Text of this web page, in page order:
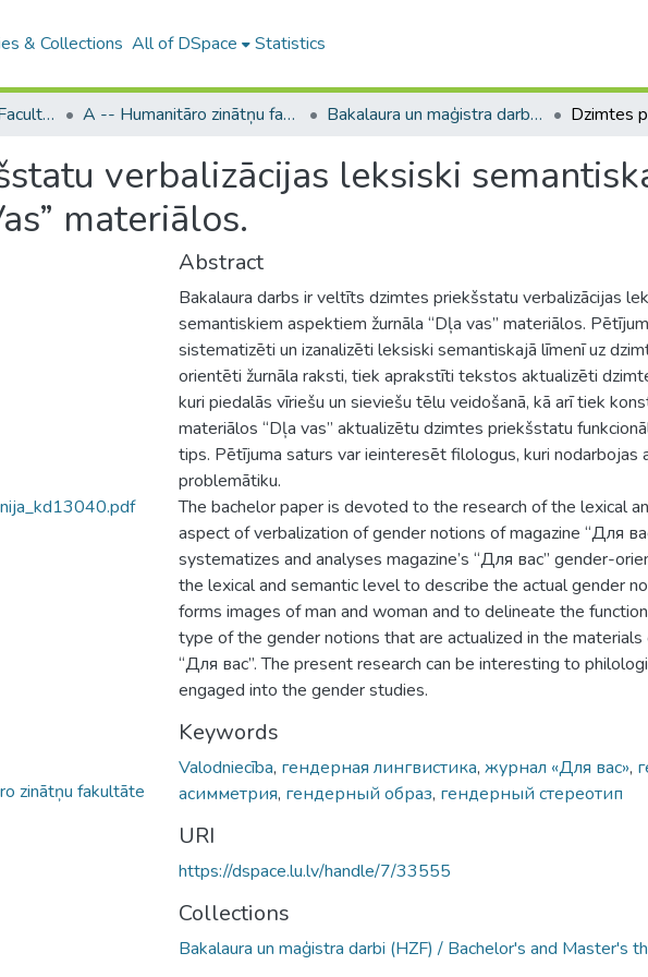
& Collections All of DSpace Statistics
B4 – LU fakultātes / Faculties of the UL A -- Humanitāro zinātņu fakultāte / Faculty of Humanities Bakalaura un maģistra darbi (HZF) / Bachelor's and Master's theses
verbalizācijas leksiski
materiālos.
zinātņu fakultāte
Abstract
Bakalaura darbs ir veltīts dzimtes priekšstatu verbalizācijas
semantiskiem aspektiem žurnāla “Dļa vas” materiālos.
sistematizēti un izanalizēti leksiski semantiskajā līmenī uz
orientēti žurnāla raksti, tiek aprakstīti tekstos aktualizēti
kuri piedalās vīriešu un sieviešu tēlu veidošanā, kā arī tiek
materiālos “Dļa vas” aktualizētu dzimtes priekšstatu
tips. Pētījuma saturs var ieinteresēt filologus, kuri nodarbojas
problemātiku.
The bachelor paper is devoted to the research of the lexical
aspect of verbalization of gender notions of magazine “Для
systematizes and analyses magazine’s “Для вас” gender-
the lexical and semantic level to describe the actual gender
forms images of man and woman and to delineate the
type of the gender notions that are actualized in the materials
“Для вас”. The present research can be interesting to
engaged into the gender studies.
Keywords
Valodniecība, гендерная лингвистика, журнал «Для вас»,
асимметрия, гендерный образ, гендерный стереотип
URI
https://dspace.lu.lv/handle/7/33555
Collections
Bakalaura un maģistra darbi (HZF) / Bachelor's and Master's